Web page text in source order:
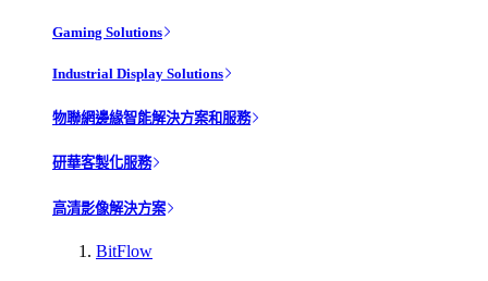
Gaming Solutions
Industrial Display Solutions
物聯網邊緣智能解決方案和服務
研華客製化服務
高清影像解決方案
BitFlow